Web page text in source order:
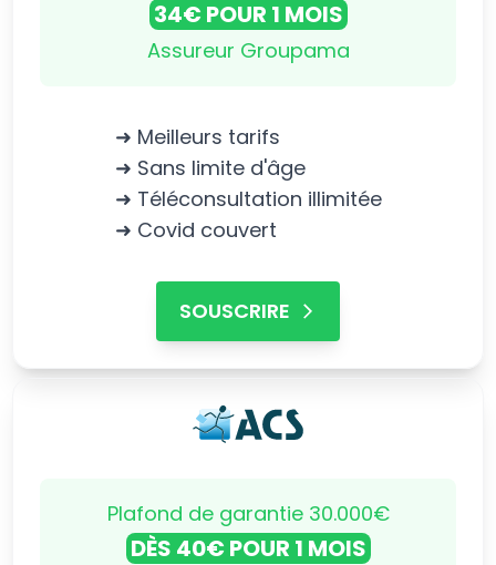
34€ POUR 1 MOIS
Assureur Groupama
➜ Meilleurs tarifs
➜ Sans limite d'âge
➜ Téléconsultation illimitée
➜ Covid couvert
SOUSCRIRE
Plafond de garantie 30.000€
DÈS 40€ POUR 1 MOIS